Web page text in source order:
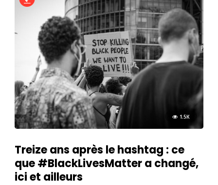
1.5K
Treize ans après le hashtag : ce
que #BlackLivesMatter a changé,
ici et ailleurs